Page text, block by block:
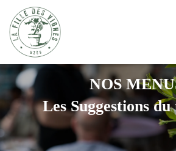
NOS
Les Suggestions